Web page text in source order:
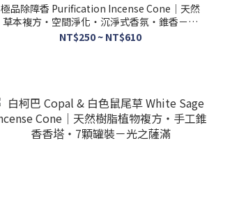
極品除障香 Purification Incense Cone｜天然
草本複方・空間淨化・沉淨式香氛・錐香－光
之薩滿
NT$250 ~ NT$610